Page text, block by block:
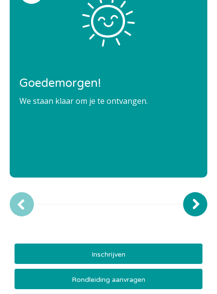
Goedemorgen!
We staan klaar om je te ontvangen.
Inschrijven
Rondleiding aanvragen